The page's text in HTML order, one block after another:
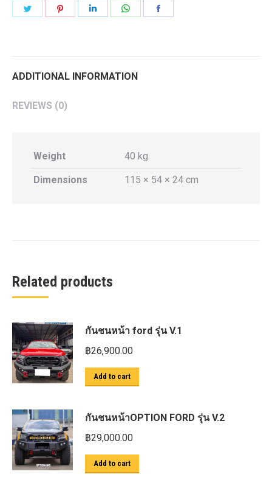
ADDITIONAL INFORMATION
REVIEWS (0)
Weight 40 kg
Dimensions 115 × 54 × 24 cm
Related products
กันชนหน้า ford รุ่น V.1
฿26,900.00
Add to cart
กันชนหน้าOPTION FORD รุ่น V.2
฿29,000.00
Add to cart